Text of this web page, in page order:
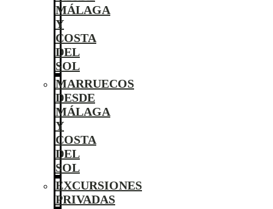
MÁLAGA
Y
COSTA
DEL
SOL
MARRUECOS
DESDE
MÁLAGA
Y
COSTA
DEL
SOL
EXCURSIONES
PRIVADAS